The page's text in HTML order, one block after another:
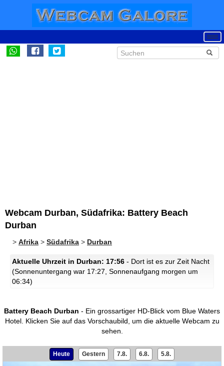
Webcam Durban, Südafrika: Battery Beach
Durban
> Afrika > Südafrika > Durban
Aktuelle Uhrzeit in Durban: 17:56 - Dort ist es zur Zeit Nacht
(Sonnenuntergang war 17:27, Sonnenaufgang morgen um
06:34)
Battery Beach Durban - Ein grossartiger HD-Blick vom Blue Waters
Hotel. Klicken Sie auf das Vorschaubild, um die aktuelle Webcam zu
sehen.
Heute Gestern 7.8. 6.8. 5.8.